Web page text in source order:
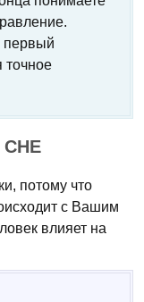
первый
точное
потому что
с Вашим
влияет на